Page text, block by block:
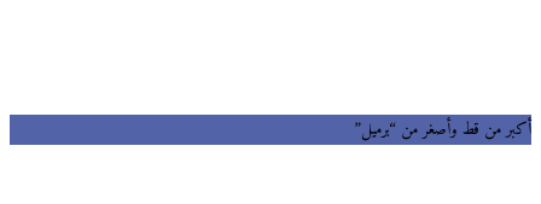
من قط وأصغر من “برميل”